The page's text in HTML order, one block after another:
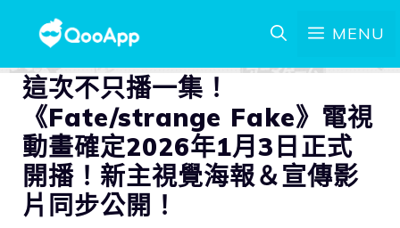
MENU
這次不只播一集！
《Fate/strange Fake》電視
動畫確定2026年1月3日正式
開播！新主視覺海報＆宣傳影
片同步公開！